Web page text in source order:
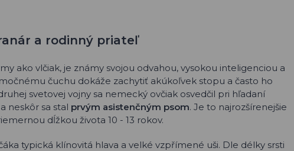
a rodinný priateľ
ako vlčiak, je známy svojou odvahou, vysokou inteligenciou a
čuchu dokáže zachytiť akúkoľvek stopu a často ho
svetovej vojny sa nemecký ovčiak osvedčil pri hľadaní
neskôr sa stal prvým asistenčným psom. Je to najrozšírenejšie
dĺžkou života 10 - 13 rokov.
typická klínovitá hlava a velké vzpřímené uši. Dle délky srsti